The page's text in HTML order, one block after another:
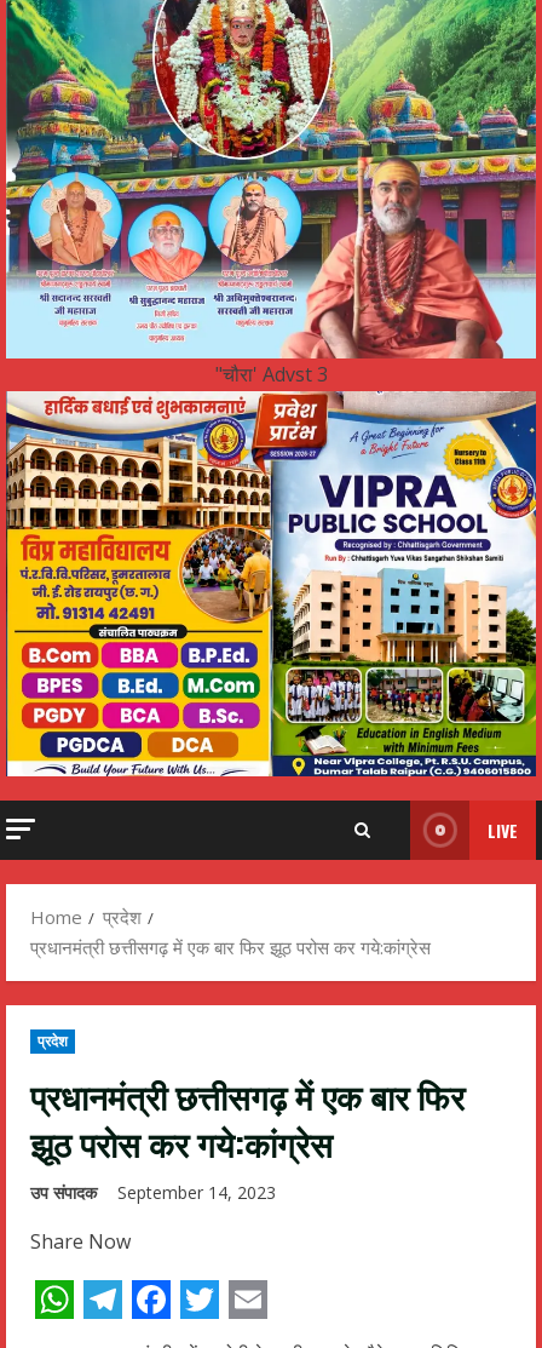
"चौरा' Advst 3
LIVE
Home
प्रदेश
प्रधानमंत्री छत्तीसगढ़ में एक बार फिर झूठ परोस कर गये:कांग्रेस
प्रदेश
प्रधानमंत्री छत्तीसगढ़ में एक बार फिर
झूठ परोस कर गये:कांग्रेस
उप संपादक September 14, 2023
Share Now
WhatsApp
Telegram
Facebook
Twitter
Email